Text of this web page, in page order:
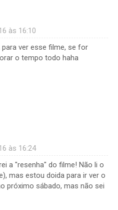
às 16:10
ver esse filme, se for
o tempo todo haha
às 16:24
a "resenha" do filme! Não li o
mas estou doida para ir ver o
próximo sábado, mas não sei